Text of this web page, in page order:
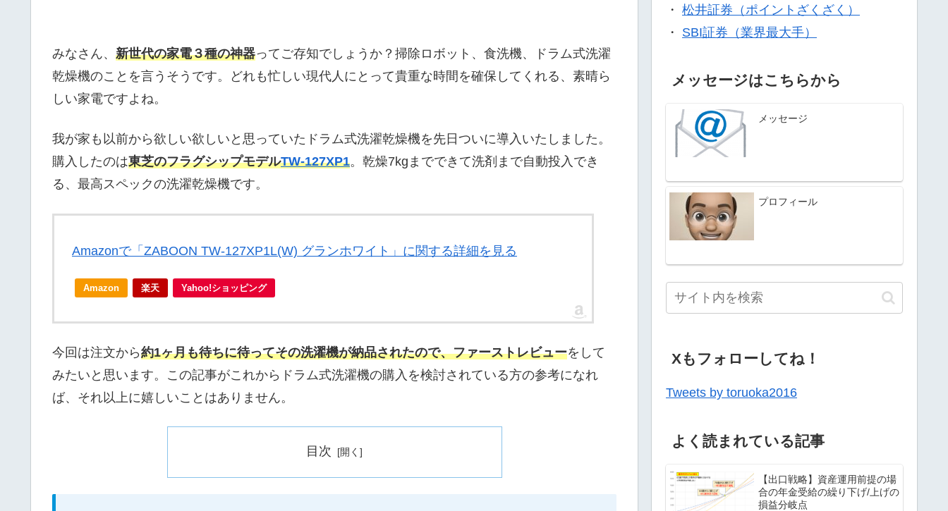
みなさん、 新世代の家電３種の神器ってご存知でしょうか？掃除ロボット、食洗機、ドラム式洗濯
乾燥機のことを言うそうです。どれも忙しい現代人にとって貴重な時間を確保してくれる、素晴ら
しい家電ですよね。
我が家も以前から欲しい欲しいと思っていたドラム式洗濯乾燥機を先日ついに導入いたしました。
購入したのは東芝のフラグシップモデルTW-127XP1。乾燥7kgまでできて洗剤まで自動投入でき
る、最高スペックの洗濯乾燥機です。
Amazonで「ZABOON TW-127XP1L(W) グランホワイト」に関する詳細を見る
Amazon 楽天 Yahoo!ショッピング
今回は注文から約1ヶ月も待ちに待ってその洗濯機が納品されたので、ファーストレビューをして
みたいと思います。この記事がこれからドラム式洗濯機の購入を検討されている方の参考になれ
ば、それ以上に嬉しいことはありません。
目次
・ 松井証券（ポイントざくざく）
・ SBI証券（業界最大手）
メッセージはこちらから
メッセージ
プロフィール
Xもフォローしてね！
Tweets by toruoka2016
よく読まれている記事
【出口戦略】資産運用前提の場
合の年金受給の繰り下げ/上げの
損益分岐点